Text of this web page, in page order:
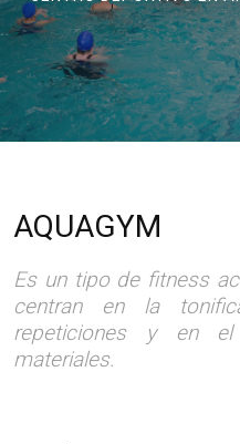
AQUAGYM
Es un tipo de fitness
centran en la
repeticiones y en
materiales.